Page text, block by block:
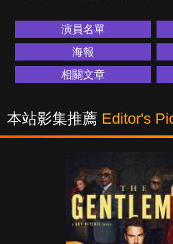
演員名單
海報
相關文章
本站影集推薦 Editor's